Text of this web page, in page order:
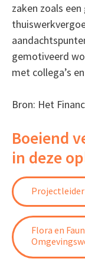
zaken zoals
gemotiveerd
met collega’s
Bron: Het
Boeiend
in deze
Flora en